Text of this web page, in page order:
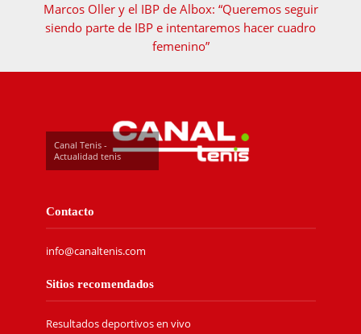
Marcos Oller y el IBP de Albox: “Queremos seguir
siendo parte de IBP e intentaremos hacer cuadro
femenino”
Canal Tenis -
Actualidad tenis
Contacto
info@canaltenis.com
Sitios recomendados
Resultados deportivos en vivo